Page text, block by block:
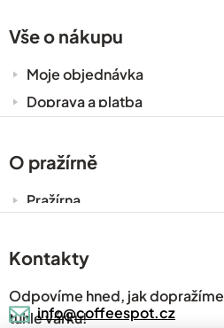
Vše o nákupu
Moje objednávka
Doprava a platba
Zakázková výroba
Ochrana osobních údajů
O pražírně
Pražírna
Prodejny
Kávový slovník
Kontakty
Odpovíme hned, jak dopražíme
tuhle várku!
info@coffeespot.cz